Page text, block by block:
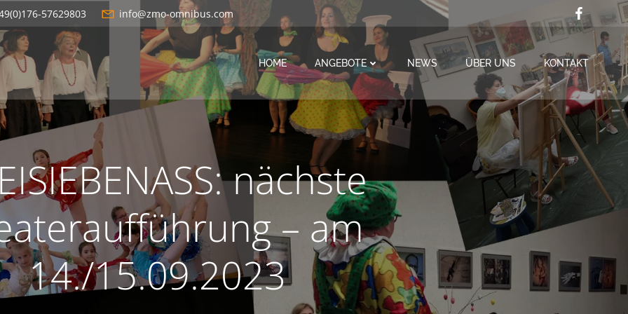
57629803 info@zmo-omnibus.com
HOME ANGEBOTE NEWS ÜBER UNS KONTAKT
nächste
– am
14./15.09.2023